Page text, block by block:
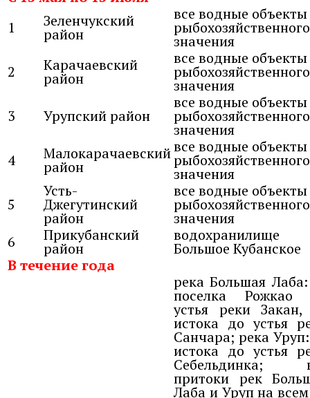
1
Зеленчукский
район
все водные объекты
рыбохозяйственного
значения
2
Карачаевский
район
все водные объекты
рыбохозяйственного
значения
3
Урупский район
все водные объекты
рыбохозяйственного
значения
4
Малокарачаевский
район
все водные объекты
рыбохозяйственного
значения
5
Усть-
Джегутинский
район
все водные объекты
рыбохозяйственного
значения
6
Прикубанский
район
водохранилище
Большое Кубанское
В течение года
река Большая
поселка Рожкао
устья реки
истока до устья
Санчара; река
истока до устья
Себельдинка;
притоки рек
Лаба и Уруп на